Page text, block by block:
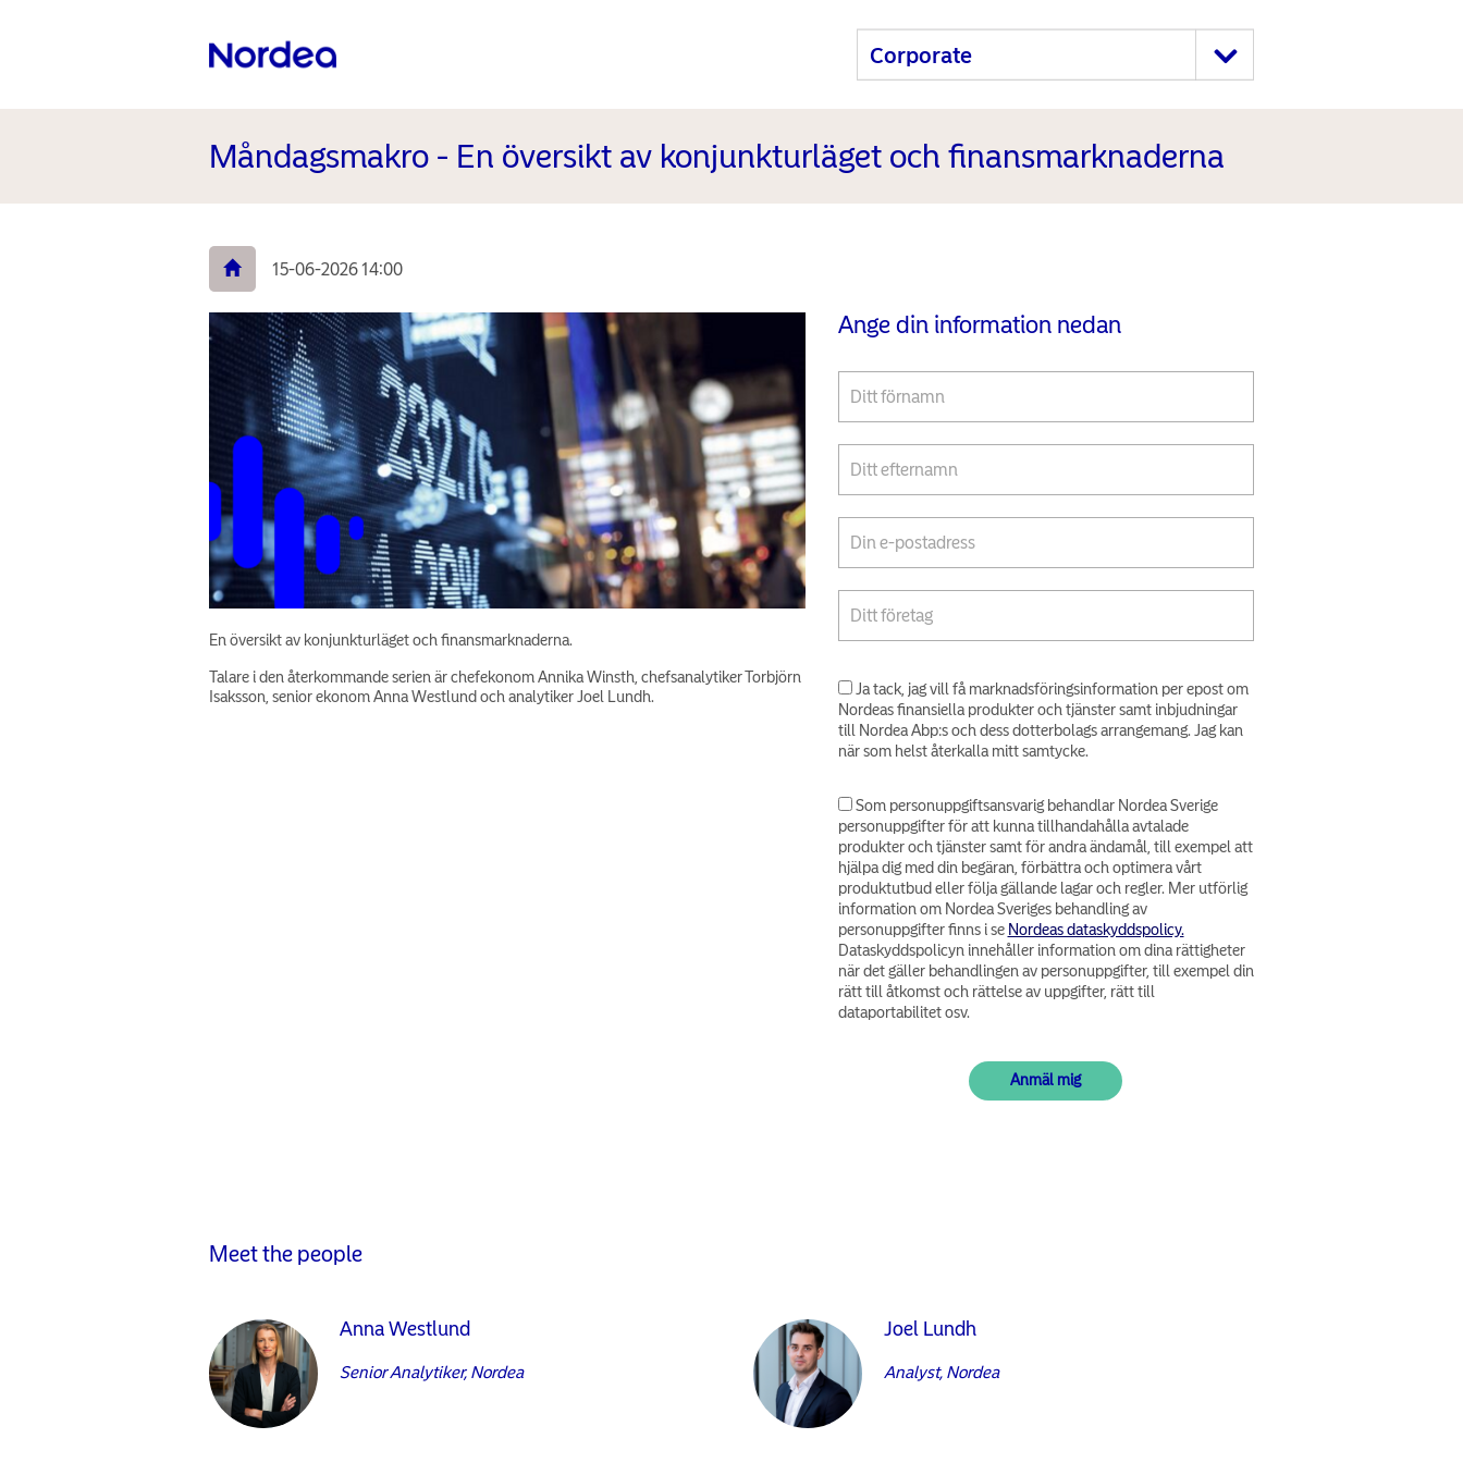
Måndagsmakro - En översikt av konjunkturläget och finansmarknaderna
15-06-2026 14:00
En översikt av konjunkturläget och finansmarknaderna.
Talare i den återkommande serien är chefekonom Annika Winsth, chefsanalytiker Torbjörn
Isaksson, senior ekonom Anna Westlund och analytiker Joel Lundh.
Ange din information nedan
Ja tack, jag vill få marknadsföringsinformation per epost om
Nordeas finansiella produkter och tjänster samt inbjudningar
till Nordea Abp:s och dess dotterbolags arrangemang. Jag kan
när som helst återkalla mitt samtycke.
Som personuppgiftsansvarig behandlar Nordea Sverige
personuppgifter för att kunna tillhandahålla avtalade
produkter och tjänster samt för andra ändamål, till exempel att
hjälpa dig med din begäran, förbättra och optimera vårt
produktutbud eller följa gällande lagar och regler. Mer utförlig
information om Nordea Sveriges behandling av
personuppgifter finns i se Nordeas dataskyddspolicy.
Dataskyddspolicyn innehåller information om dina rättigheter
när det gäller behandlingen av personuppgifter, till exempel din
rätt till åtkomst och rättelse av uppgifter, rätt till
dataportabilitet osv.
Meet the people
Anna Westlund
Senior Analytiker, Nordea
Joel Lundh
Analyst, Nordea